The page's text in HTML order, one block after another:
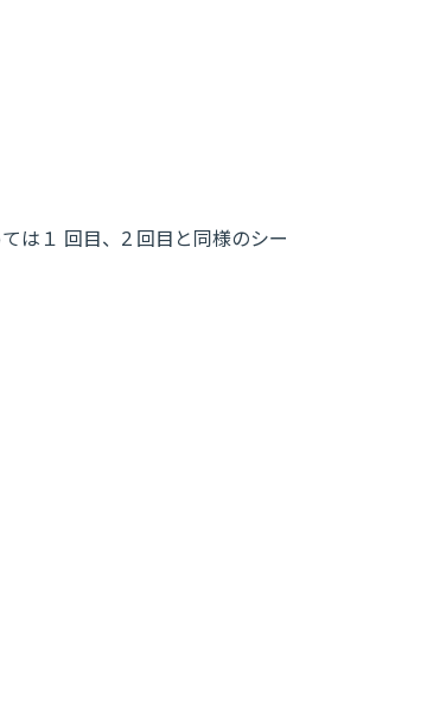
は１ 回目、2 回目と同様のシー